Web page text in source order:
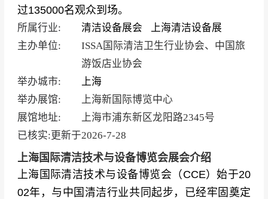
过135000名观众到场。
所属行业: 清洁设备展会
上海清洁设备展
主办单位:
ISSA国际清洁卫生行业协会、中国旅
游饭店业协会
举办城市:
上海
举办展馆:
上海新国际博览中心
展馆地址:
上海市浦东新区龙阳路2345号
已核实:更新于2026-7-28
上海国际清洁技术与设备博览会展会介绍
上海国际清洁技术与设备博览会（CCE）始于20
02年，与中国清洁行业共同起步，已经牢固奠定